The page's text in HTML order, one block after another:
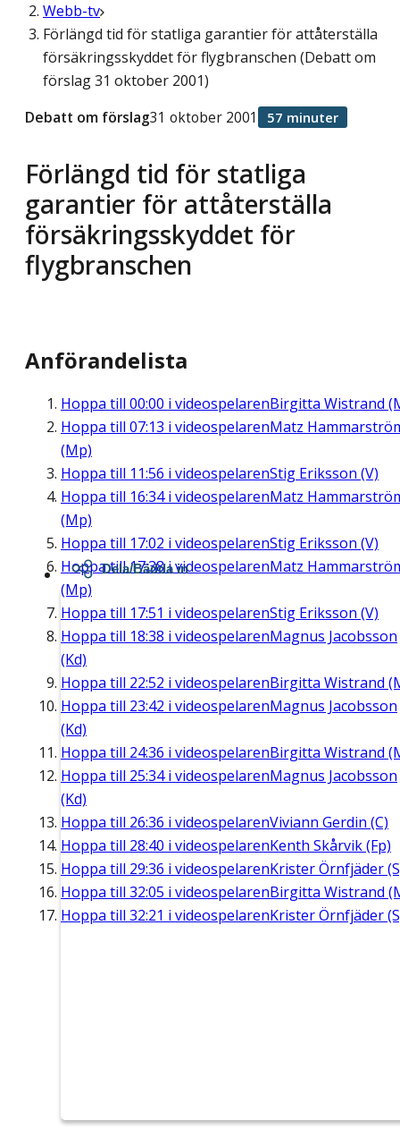
Webb-tv
Förlängd tid för statliga garantier för attåterställa
försäkringsskyddet för flygbranschen (Debatt om
förslag 31 oktober 2001)
Förlängd tid för statliga
garantier för attåterställa
försäkringsskyddet för
flygbranschen
Debatt om förslag31 oktober 2001 57 minuter
Anförandelista
Hoppa till 00:00 i videospelarenBirgitta Wistrand
Hoppa till 07:13 i videospelarenMatz
(Mp)
Hoppa till 11:56 i videospelarenStig Eriksson (V)
Hoppa till 16:34i videospelarenMatz
(Mp)
Hoppa till 17:02 i videospelarenStig Eriksson (V)
Hoppa till17:38i videospelarenMatz
(Mp)
Hoppa till 17:51 i videospelarenStig Eriksson (V)
Hoppa till 18:38 i videospelarenMagnus Jacobsson
(Kd)
Hoppa till 22:52 i videospelarenBirgitta Wistrand
Hoppa till 23:42 i videospelarenMagnus Jacobsson
(Kd)
Hoppa till 24:36 i videospelarenBirgitta Wistrand
Hoppa till 25:34i videospelarenMagnus Jacobsson
(Kd)
Hoppa till 26:36 i videospelarenViviann Gerdin (C)
Hoppa till 28:40 i videospelarenKenth Skårvik (Fp)
Hoppa till 29:36 i videospelarenKrister Örnfjäder
Hoppa till 32:05 i videospelarenBirgitta Wistrand
Hoppa till 32:21 i videospelarenKrister Örnfjäder
Dela/Bädda in